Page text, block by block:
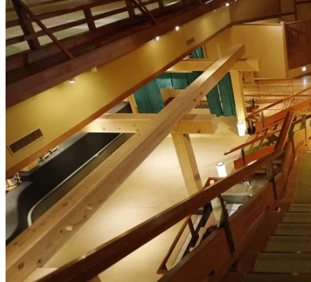
身穿和服嘅女子彈奏三弦琴，不期然令人聯想起《鬼滅》無限
城中手拿琵琶嘅「鳴女」